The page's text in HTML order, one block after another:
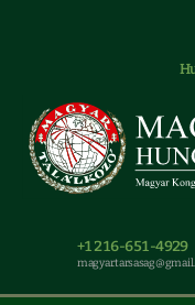
+1 216-651-4929